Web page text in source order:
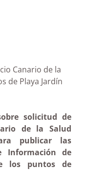
Canario de la
de Playa Jardín
solicitud de
de la Salud
publicar las
Información de
los puntos de